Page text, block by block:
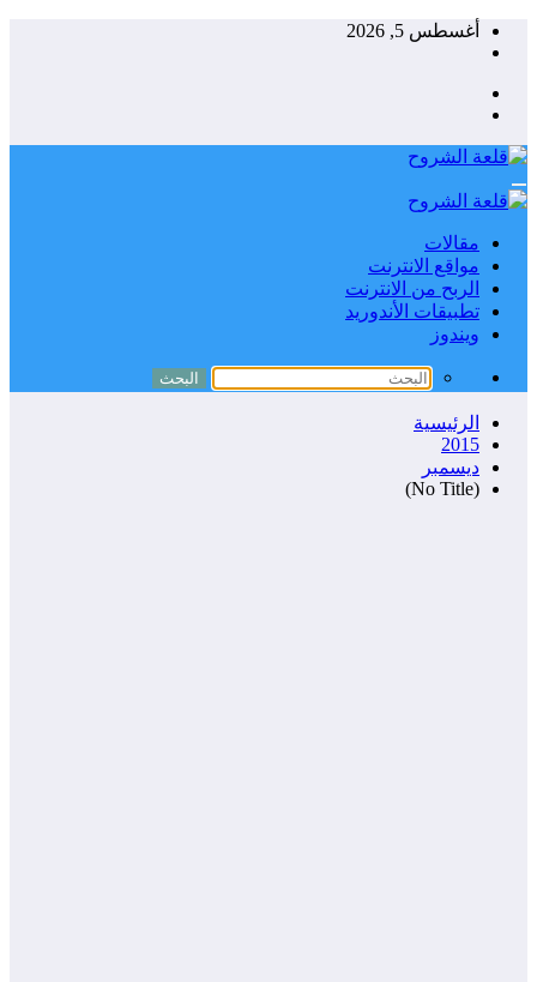
التجاوزأغسطس 5, 2026
مقالات
مواقع الانترنت
الربح من الانترنت
تطبيقات الأندوريد
ويندوز
الرئيسية
2015
ديسمبر
(No Title)